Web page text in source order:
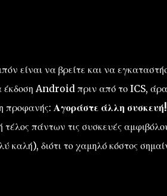
είναι να βρείτε και να
έκδοση Android πριν από το ICS,
προφανής: Αγοράστε άλλη συσκευή!
τέλος πάντων τις συσκευές
καλή), διότι το χαμηλό κόστος